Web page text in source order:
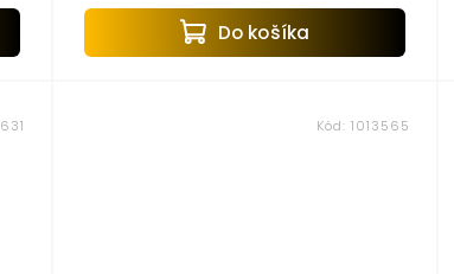
Do košíka
korózii. Zaistenie nožníc...
Kód: 1013565